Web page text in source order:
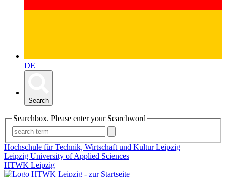
DE
Search
Searchbox. Please enter your Searchword
Hochschule für Technik, Wirtschaft und Kultur Leipzig
Leipzig University of Applied Sciences
HTWK Leipzig